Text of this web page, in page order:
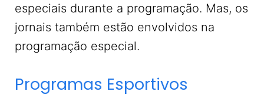
especiais durante a programação. Mas, os
jornais também estão envolvidos na
programação especial.
Programas Esportivos